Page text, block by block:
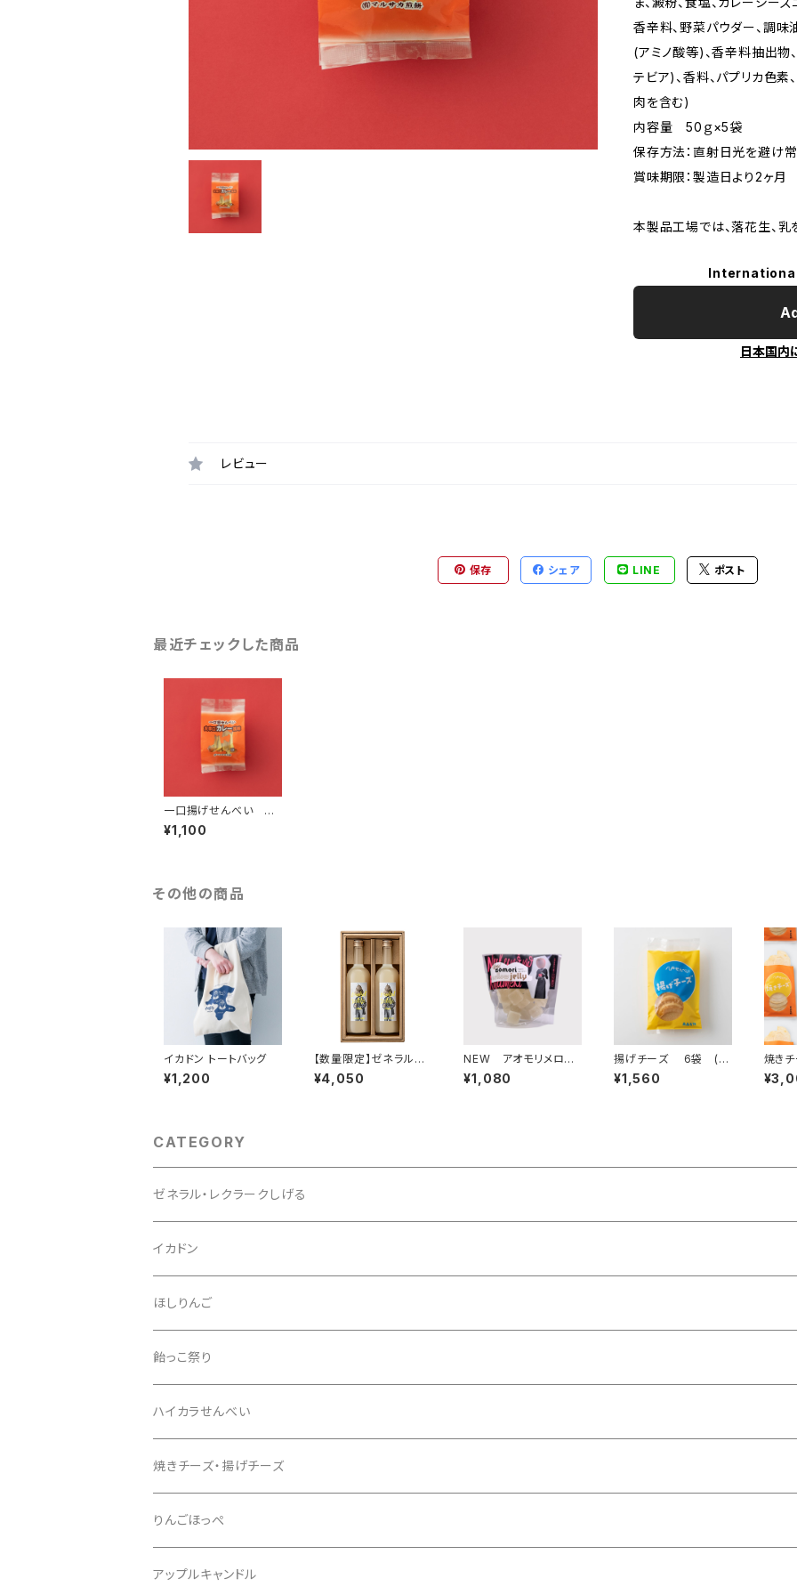
香辛料、野菜パウダー、調味
(アミノ酸等)、香辛料抽出物
テビア)、香料、パプリカ色素
肉を含む)
内容量 50ｇ×5袋
保存方法：直射日光を避け
賞味期限：製造日より2ヶ月
本製品工場では、落花生、乳
日本国内
レビュー
保存 シェア LINE ポスト
最近チェックした商品
一口揚げせんべい 大
辛口カレー風味 50g
5個
¥1,100
その他の商品
イカドン トートバッグ
¥1,200
【数量限定】ゼネラルレ
クラークしげるピュアジ
ーュース2本セット(202
¥4,050
NEW アオモリメロー
ゼリーなかののきらめ
きロゼ 3個
¥1,080
揚げチーズ 6袋 (11
月～値上げ)
¥1,560
焼き
ット
CATEGORY
ゼネラル・レクラークしげる
イカドン
ほしりんご
飴っこ祭り
ハイカラせんべい
焼きチーズ・揚げチーズ
りんごほっぺ
アップルキャンドル